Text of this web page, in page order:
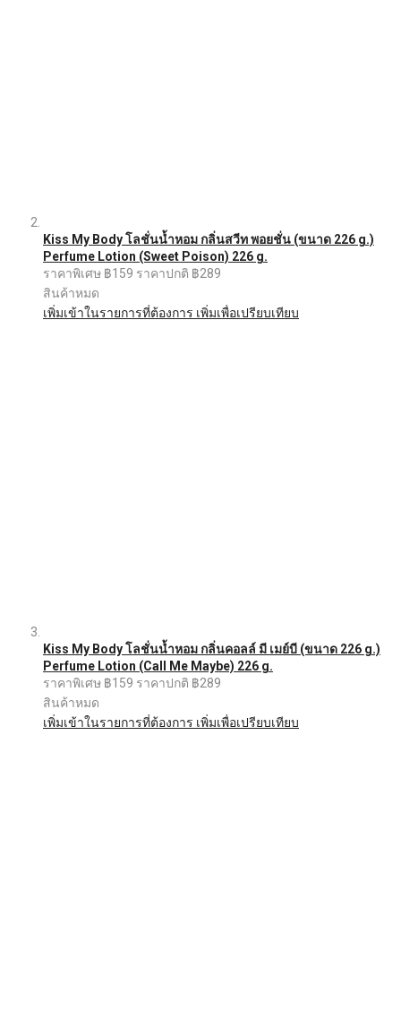
Kiss My Body โลชั่นน้ำหอม กลิ่นสวีท พอยชั่น (ขนาด 226 g.)
Perfume Lotion (Sweet Poison) 226 g.
ราคาพิเศษ ฿159 ราคาปกติ ฿289
สินค้าหมด
เพิ่มเข้าในรายการที่ต้องการ เพิ่มเพื่อเปรียบเทียบ
Kiss My Body โลชั่นน้ำหอม กลิ่นคอลล์ มี เมย์บี (ขนาด 226 g.)
Perfume Lotion (Call Me Maybe) 226 g.
ราคาพิเศษ ฿159 ราคาปกติ ฿289
สินค้าหมด
เพิ่มเข้าในรายการที่ต้องการ เพิ่มเพื่อเปรียบเทียบ